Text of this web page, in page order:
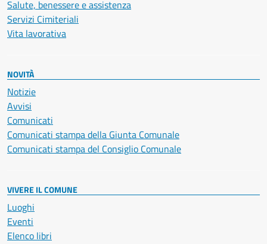
Salute, benessere e assistenza
Servizi Cimiteriali
Vita lavorativa
NOVITÀ
Notizie
Avvisi
Comunicati
Comunicati stampa della Giunta Comunale
Comunicati stampa del Consiglio Comunale
VIVERE IL COMUNE
Luoghi
Eventi
Elenco libri